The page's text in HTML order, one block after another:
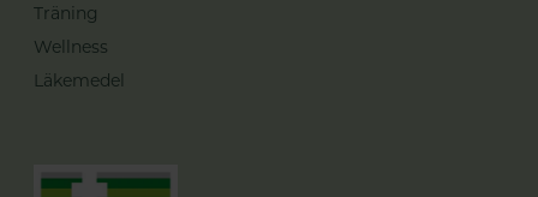
Träning
Wellness
Läkemedel